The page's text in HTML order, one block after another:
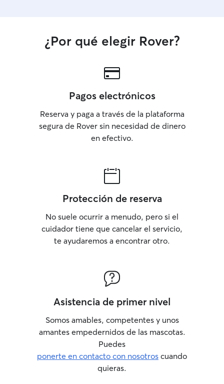
¿Por qué elegir Rover?
Pagos electrónicos
Reserva y paga a través de la plataforma
segura de Rover sin necesidad de dinero
en efectivo.
Protección de reserva
No suele ocurrir a menudo, pero si el
cuidador tiene que cancelar el servicio,
te ayudaremos a encontrar otro.
Asistencia de primer nivel
Somos amables, competentes y unos
amantes empedernidos de las mascotas.
Puedes
ponerte en contacto con nosotros cuando
quieras.